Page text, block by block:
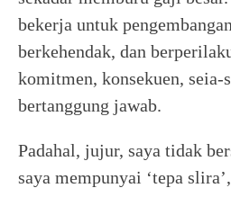
bekerja untuk
berkehendak, dan
komitmen, konsekuen, seia-
bertanggung jawab.
Padahal, jujur, saya tidak
saya mempunyai ‘tepa